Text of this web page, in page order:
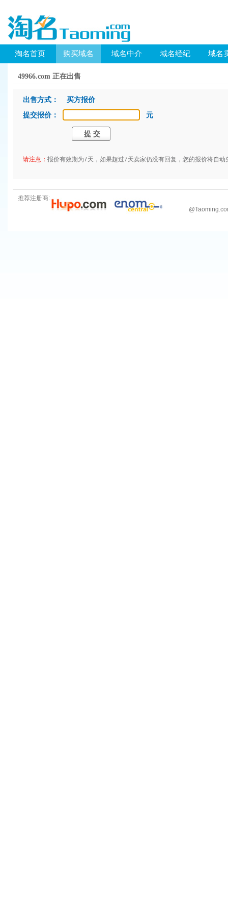
淘名首页 购买域名 域名中介 域名经纪 域名
49966.com 正在出售
出售方式： 买方报价
提交报价：
元
请注意： 报价有效期为7天，如果超过7天卖家仍没有回复，您的报价将自动
推荐注册商:
@